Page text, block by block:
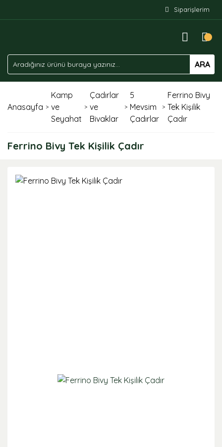
Siparişlerim
ARA
Anasayfa
Kamp
ve
Seyahat
Çadırlar
ve
Bivaklar
5
Mevsim
Çadırlar
Ferrino Bivy
Tek Kişilik
Çadır
Ferrino Bivy Tek Kişilik Çadır